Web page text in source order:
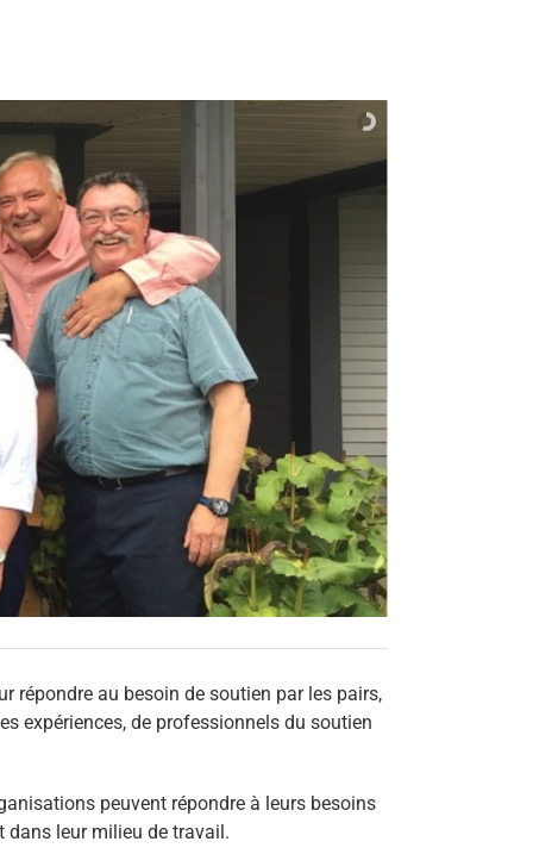
répondre au besoin de soutien par les pairs,
expériences, de professionnels du soutien
peuvent répondre à leurs besoins
dans leur milieu de travail.